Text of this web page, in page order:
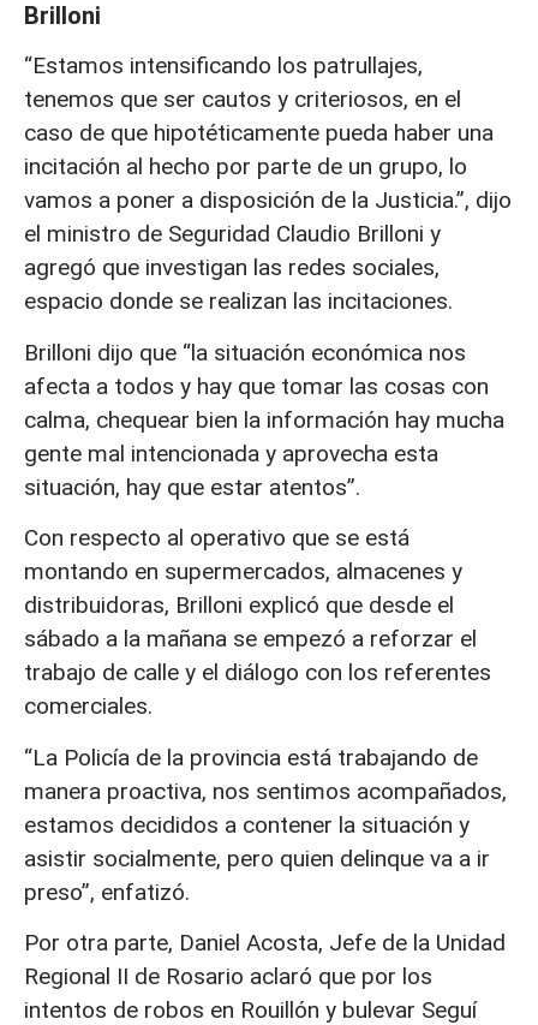
Brilloni
“Estamos intensificando los patrullajes,
tenemos que ser cautos y criteriosos, en el
caso de que hipotéticamente pueda haber una
incitación al hecho por parte de un grupo, lo
vamos a poner a disposición de la Justicia.”, dijo
el ministro de Seguridad Claudio Brilloni y
agregó que investigan las redes sociales,
espacio donde se realizan las incitaciones.
Brilloni dijo que “la situación económica nos
afecta a todos y hay que tomar las cosas con
calma, chequear bien la información hay mucha
gente mal intencionada y aprovecha esta
situación, hay que estar atentos”.
Con respecto al operativo que se está
montando en supermercados, almacenes y
distribuidoras, Brilloni explicó que desde el
sábado a la mañana se empezó a reforzar el
trabajo de calle y el diálogo con los referentes
comerciales.
“La Policía de la provincia está trabajando de
manera proactiva, nos sentimos acompañados,
estamos decididos a contener la situación y
asistir socialmente, pero quien delinque va a ir
preso”, enfatizó.
Por otra parte, Daniel Acosta, Jefe de la Unidad
Regional II de Rosario aclaró que por los
intentos de robos en Rouillón y bulevar Seguí